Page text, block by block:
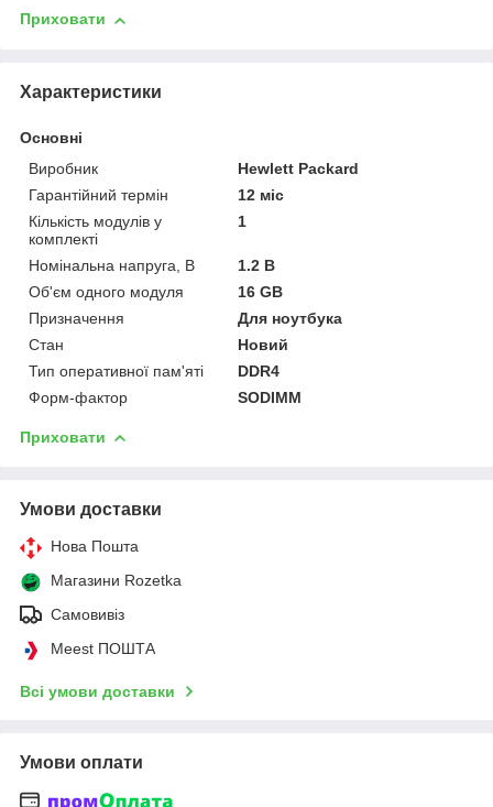
Приховати
Характеристики
Основні
Виробник
Hewlett Packard
Гарантійний термін
12 міс
Кількість модулів у
комплекті
1
Номінальна напруга, В
1.2 В
Об'єм одного модуля
16 GB
Призначення
Для ноутбука
Стан
Новий
Тип оперативної пам'яті
DDR4
Форм-фактор
SODIMM
Приховати
Умови доставки
Нова Пошта
Магазини Rozetka
Самовивіз
Meest ПОШТА
Всі умови доставки
Умови оплати